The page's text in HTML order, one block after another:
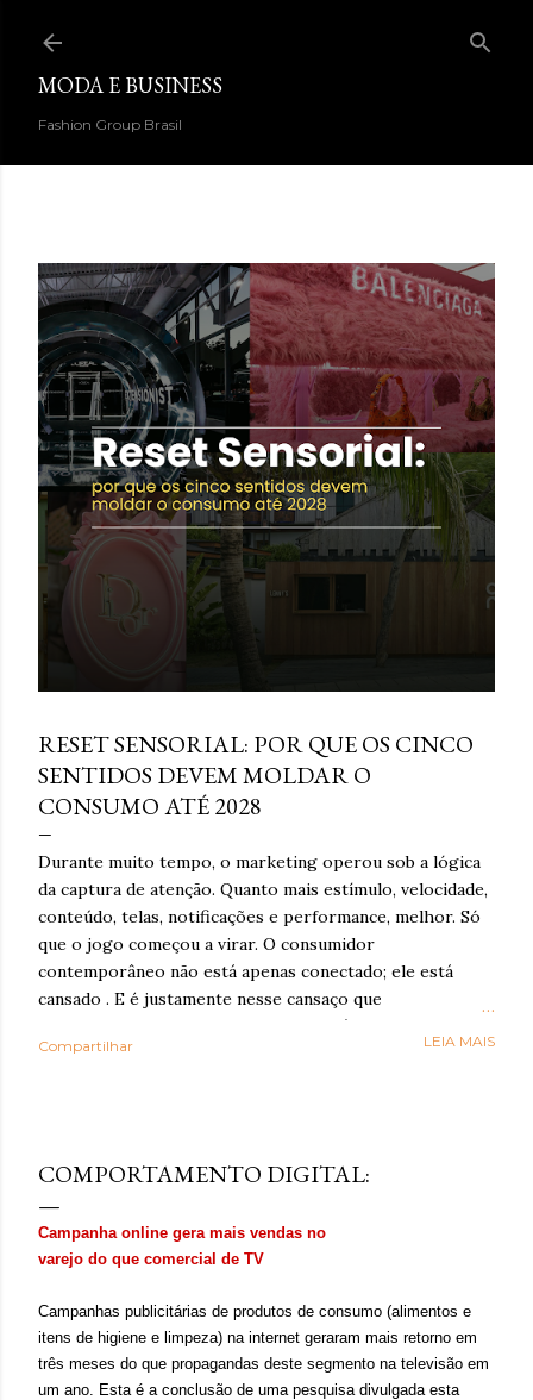
MODA E BUSINESS
Fashion Group Brasil
RESET SENSORIAL: POR QUE OS CINCO
SENTIDOS DEVEM MOLDAR O
CONSUMO ATÉ 2028
Durante muito tempo, o marketing operou sob a lógica
da captura de atenção. Quanto mais estímulo, velocidade,
conteúdo, telas, notificações e performance, melhor. Só
que o jogo começou a virar. O consumidor
contemporâneo não está apenas conectado; ele está
cansado . E é justamente nesse cansaço que o reset
sensorial ganha força: como resposta à exaustão
cognitiva e emocional provocada por anos de
bem-estar, presença e conexão . Embora o nome “reset
globais. A Accenture , em Life Trends 2025 , descreve o
movimento de Social Rewilding , segundo o qual as
pessoas buscam mais profundidade, autenticidade e
riqueza sensorial nas experiências. Na pesquisa da
consultoria, 42% atribuíram sua experiência mais
prazerosa da última se...
Compartilhar LEIA MAIS
COMPORTAMENTO DIGITAL:
Campanha online gera mais vendas no
varejo do que comercial de TV
Campanhas publicitárias de produtos de consumo (alimentos e
itens de higiene e limpeza) na internet geraram mais retorno em
três meses do que propagandas deste segmento na televisão em
um ano. Esta é a conclusão de uma pesquisa divulgada esta